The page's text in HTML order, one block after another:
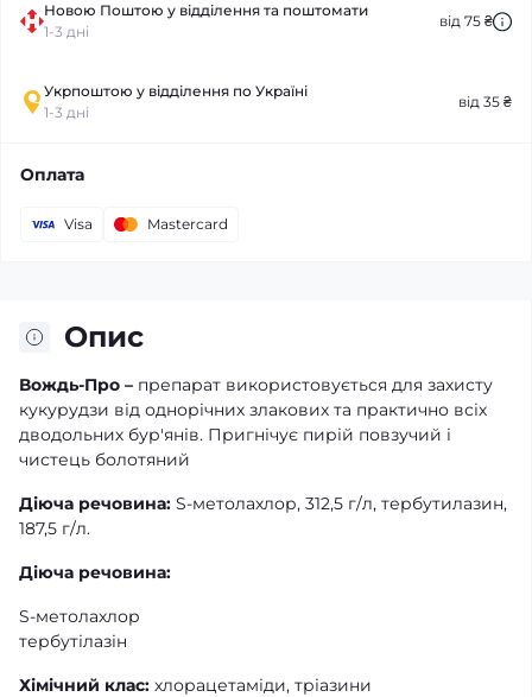
Новою Поштою у відділення та поштомати
1-3 дні
від 75 ₴
Укрпоштою у відділення по Україні
1-3 дні
від 35 ₴
Оплата
Visa Mastercard
Опис
Вождь-Про – препарат використовується для захисту
кукурудзи від однорічних злакових та практично всіх
дводольних бур'янів. Пригнічує пирій повзучий і
чистець болотяний
Діюча речовина: S-метолахлор, 312,5 г/л, тербутилазин,
187,5 г/л.
Діюча речовина:
S-метолахлор
тербутілазін
Хімічний клас: хлорацетаміди, тріазини